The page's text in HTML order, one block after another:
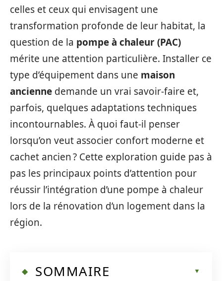
celles et ceux qui envisagent une
transformation profonde de leur habitat, la
question de la pompe à chaleur (PAC)
mérite une attention particulière. Installer ce
type d’équipement dans une maison
ancienne demande un vrai savoir-faire et,
parfois, quelques adaptations techniques
incontournables. À quoi faut-il penser
lorsqu’on veut associer confort moderne et
cachet ancien ? Cette exploration guide pas à
pas les principaux points d’attention pour
réussir l’intégration d’une pompe à chaleur
lors de la rénovation d’un logement dans la
région.
SOMMAIRE